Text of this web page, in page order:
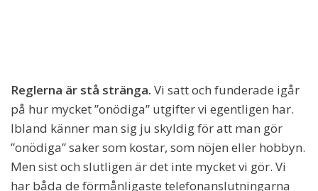
Reglerna är stå stränga. Vi satt och funderade igår
på hur mycket ”onödiga” utgifter vi egentligen har.
Ibland känner man sig ju skyldig för att man gör
”onödiga” saker som kostar, som nöjen eller hobbyn.
Men sist och slutligen är det inte mycket vi gör. Vi
har båda de förmånligaste telefonanslutningarna